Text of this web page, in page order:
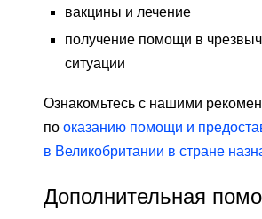
вакцины и лечение
получение помощи в
ситуации
Ознакомьтесь с нашими
по оказанию помощи и
в Великобритании в стране
Дополнительная